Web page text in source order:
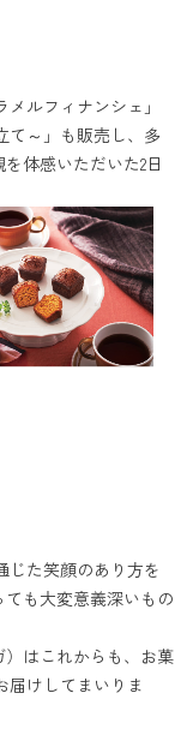
ルフィナンシェ」
て～」も販売し、多
体感いただいた2日
じた笑顔のあり方を
ても大変意義深いもの
）はこれからも、お菓
届けしてまいりま